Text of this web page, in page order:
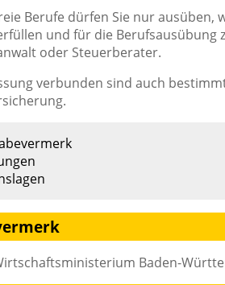
Berufe dürfen Sie nur ausüben,
und für die Berufsausübung
oder Steuerberater.
verbunden sind auch
Baden-